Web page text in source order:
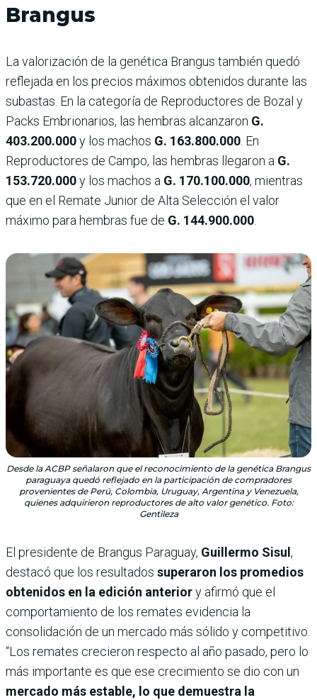
Brangus
La valorización de la genética Brangus también quedó
reflejada en los precios máximos obtenidos durante las
subastas. En la categoría de Reproductores de Bozal y
Packs Embrionarios, las hembras alcanzaron G.
403.200.000y los machos G. 163.800.000 . En
Reproductores de Campo, las hembras llegaron a G.
153.720.000y los machos a G. 170.100.000, mientras
que en el Remate Junior de Alta Selección el valor
máximo para hembras fue de G. 144.900.000
Desde la ACBP señalaron que el reconocimiento de la genética Brangus
paraguaya quedó reflejado en la participación de compradores
provenientes de Perú, Colombia, Uruguay, Argentina y Venezuela,
quienes adquirieron reproductores de alto valor genético. Foto:
Gentileza
El presidente de Brangus Paraguay, Guillermo Sisul ,
destacó que los resultados superaron los promedios
obtenidos en la edición anteriory afirmó que el
comportamiento de los remates evidencia la
consolidación de un mercado más sólido y competitivo.
“Los remates crecieron respecto al año pasado, pero lo
más importante es que ese crecimiento se dio con un
mercado más estable, lo que demuestra la